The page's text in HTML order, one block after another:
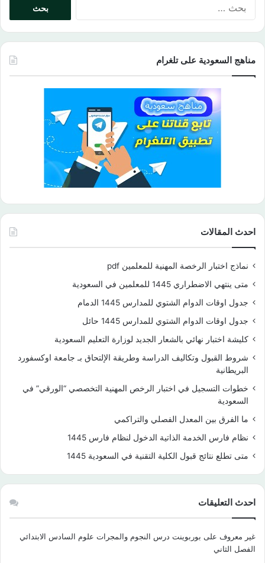
مناهج السعودية على تلغرام
احدث المقالات
نماذج اختبار الرخصة المهنية للمعلمين pdf
متى ينتهي الاضطراري 1445 للمعلمين في السعودية
جدول اوقات الدوام الشتوي للمدارس 1445 الدمام
جدول اوقات الدوام الشتوي للمدارس 1445 حائل
كليشة اختبار نهائي بالشعار الجديد لوزارة التعليم السعودية
شروط القبول وتكاليف الدراسة وطريقة الإلتحاق بـ جامعة اوكسفورد
البريطانية
خطوات التسجيل في اختبار الرخص المهنية التخصصي “الورقي” في
السعودية
ما الفرق بين المعدل الفصلي والتراكمي
نظام فارس الخدمة الذاتية الدخول لنظام فارس 1445
متى تطلع نتائج قبول الكلية التقنية في السعودية 1445
احدث التعليقات
غير معروف على بوربوينت درس النجوم والمجرات علوم السادس الابتدائي
الفصل الثاني